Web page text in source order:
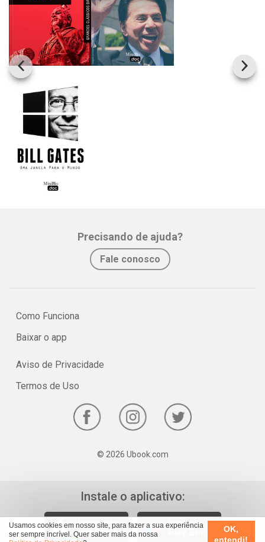
Usamos cookies em nosso site, para fazer a sua experiência
ser sempre incrível. Quer saber mais da nossa
OK,
entendi!
Precisando de ajuda?
Fale conosco
Como Funciona
Baixar o app
Aviso de Privacidade
Termos de Uso
© 2026 Ubook.com
Instale o aplicativo: